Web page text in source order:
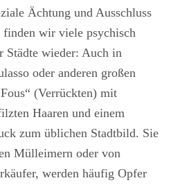
Ächtung und Ausschluss
finden wir viele psychisch
Städte wieder: Auch in
oder anderen großen
(Verrückten) mit
Haaren und einem
zum üblichen Stadtbild. Sie
Mülleimern oder von
werden häufig Opfer